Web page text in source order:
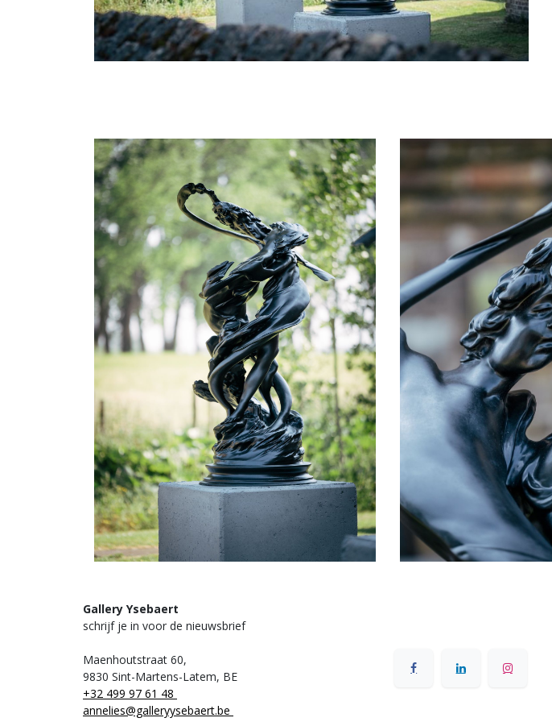
Gallery Ysebaert
schrijf je in voor de nieuwsbrief
Maenhoutstraat 60,
9830 Sint-Martens-Latem, BE
+32 499 97 61 48
annelies@galleryysebaert.be